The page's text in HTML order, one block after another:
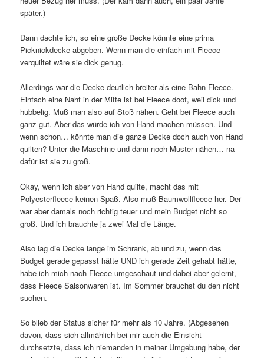
später.)
Dann dachte ich, so eine große Decke könnte eine prima
Picknickdecke abgeben. Wenn man die einfach mit Fleece
verquiltet wäre sie dick genug.
Allerdings war die Decke deutlich breiter als eine Bahn Fleece.
Einfach eine Naht in der Mitte ist bei Fleece doof, weil dick und
hubbelig. Muß man also auf Stoß nähen. Geht bei Fleece auch
ganz gut. Aber das würde ich von Hand machen müssen. Und
wenn schon… könnte man die ganze Decke doch auch von Hand
quilten? Unter die Maschine und dann noch Muster nähen… na
dafür ist sie zu groß.
Okay, wenn ich aber von Hand quilte, macht das mit
Polyesterfleece keinen Spaß. Also muß Baumwollfleece her. Der
war aber damals noch richtig teuer und mein Budget nicht so
groß. Und ich brauchte ja zwei Mal die Länge.
Also lag die Decke lange im Schrank, ab und zu, wenn das
Budget gerade gepasst hätte UND ich gerade Zeit gehabt hätte,
habe ich mich nach Fleece umgeschaut und dabei aber gelernt,
dass Fleece Saisonwaren ist. Im Sommer brauchst du den nicht
suchen.
So blieb der Status sicher für mehr als 10 Jahre. (Abgesehen
davon, dass sich allmählich bei mir auch die Einsicht
durchsetzte, dass ich niemanden in meiner Umgebung habe, der